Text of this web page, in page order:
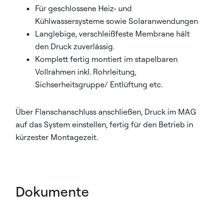
Für geschlossene Heiz- und
Kühlwassersysteme sowie Solaranwendungen
Langlebige, verschleißfeste Membrane hält
den Druck zuverlässig.
Komplett fertig montiert im stapelbaren
Vollrahmen inkl. Rohrleitung,
Sichserheitsgruppe/ Entlüftung etc.
Über Flanschanschluss anschließen, Druck im MAG
auf das System einstellen, fertig für den Betrieb in
kürzester Montagezeit.
Dokumente